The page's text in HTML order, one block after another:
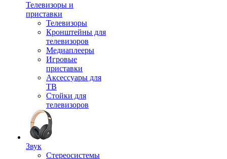
Телевизоры и
приставки
Телевизоры
Кронштейны для
телевизоров
Медиаплееры
Игровые
приставки
Аксессуары для
ТВ
Стойки для
телевизоров
Звук
Стереосистемы